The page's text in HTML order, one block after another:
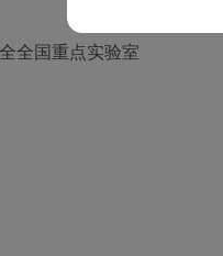
全国重点实验室